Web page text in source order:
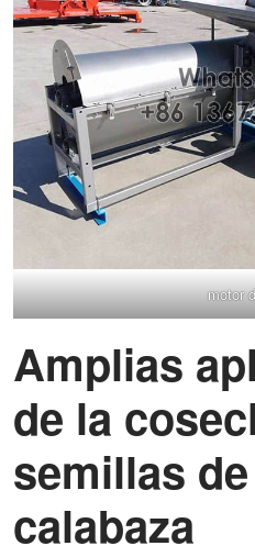
motor
Amplias
de la
semillas
calabaza